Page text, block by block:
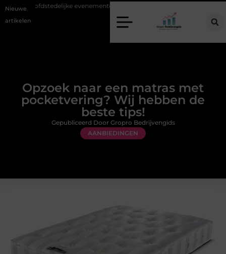
Nieuwe
artikelen
evenementen Alles over flexibele inzet van personeel
Opzoek naar een matras met
pocketvering? Wij hebben de
beste tips!
AANBIEDINGEN
Gepubliceerd Door Gropro Bedrijvengids